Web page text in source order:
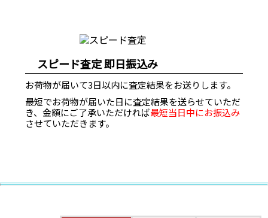
スピード査定 即日振込み
お荷物が届いて3日以内に査定結果をお送りします。
最短でお荷物が届いた日に査定結果を送らせていただ
き、金額にご了承いただければ最短当日中にお振込み
させていただきます。